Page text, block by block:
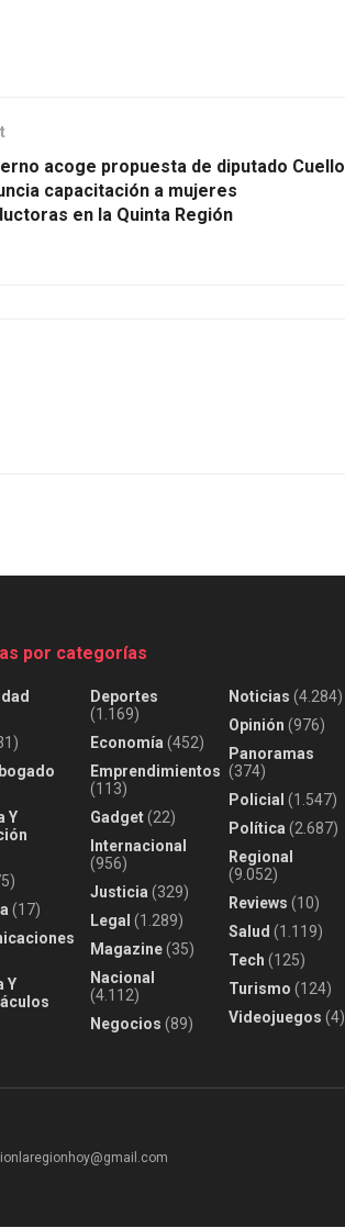
acoge propuesta de diputado Cuello
capacitación a mujeres
en la Quinta Región
por categorías
Y
(17)
Y
Deportes
(1.169)
Economía (452)
Emprendimientos
(113)
Gadget(22)
Internacional
(956)
Justicia (329)
Legal (1.289)
Magazine(35)
Nacional
(4.112)
Negocios (89)
Noticias (4.284)
Opinión (976)
Panoramas
(374)
Policial (1.547)
Política (2.687)
Regional
(9.052)
Reviews (10)
Salud (1.119)
Tech (125)
Turismo (124)
Videojuegos (4)